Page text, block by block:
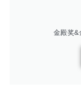
金殿奖&